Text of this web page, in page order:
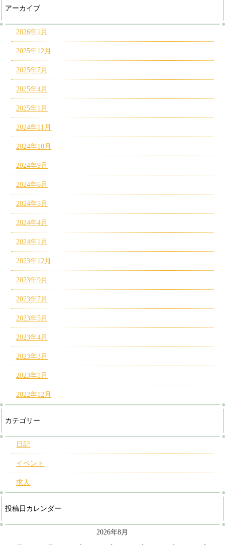
アーカイブ
2026年1月
2025年12月
2025年7月
2025年4月
2025年1月
2024年11月
2024年10月
2024年9月
2024年6月
2024年5月
2024年4月
2024年1月
2023年12月
2023年9月
2023年7月
2023年5月
2023年4月
2023年3月
2023年1月
2022年12月
カテゴリー
日記
イベント
求人
投稿日カレンダー
2026年8月